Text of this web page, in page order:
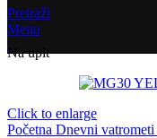
Pretraži
Menu
Na upit
Click to enlarge
Početna Dnevni vatrometi